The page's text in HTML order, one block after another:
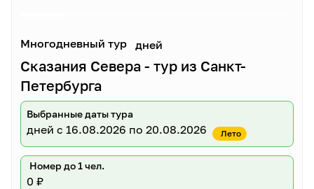
Многодневный тур дней
Сказания Севера - тур из Санкт-
Петербурга
Выбранные даты тура
дней с 16.08.2026 по 20.08.2026 Лето
Номер до 1 чел.
0 ₽